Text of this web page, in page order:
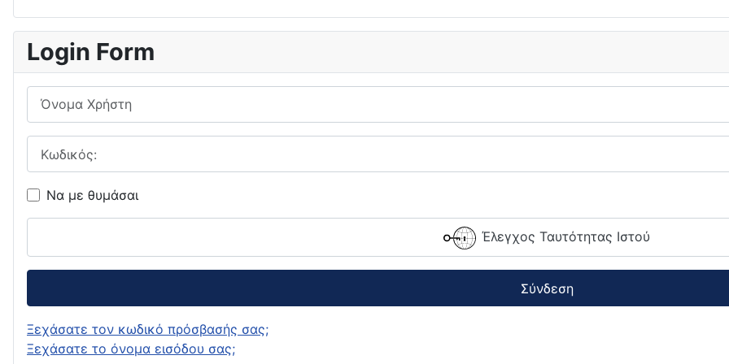
Login Form
Όνομα Χρήστη
Να με θυμάσαι
Έλεγχος Ταυτότητας Ιστού
Σύνδεση
Ξεχάσατε τον κωδικό πρόσβασής σας;
Ξεχάσατε το όνομα εισόδου σας;